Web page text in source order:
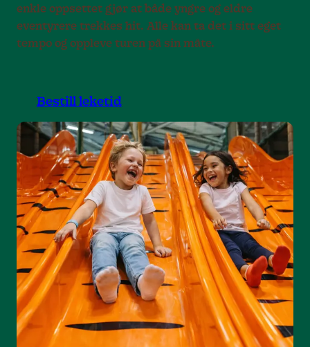
enkle oppsettet gjør at både yngre og eldre
eventyrere trekkes hit. Alle kan ta det i sitt eget
tempo og oppleve turen på sin måte.
Bestill leketid